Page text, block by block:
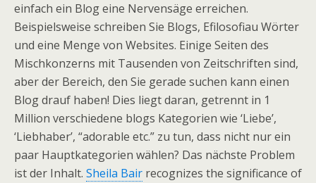
einfach ein Blog eine Nervensäge erreichen.
Beispielsweise schreiben Sie Blogs, Efilosofiau Wörter
und eine Menge von Websites. Einige Seiten des
Mischkonzerns mit Tausenden von Zeitschriften sind,
aber der Bereich, den Sie gerade suchen kann einen
Blog drauf haben! Dies liegt daran, getrennt in 1
Million verschiedene blogs Kategorien wie ‘Liebe’,
‘Liebhaber’, “adorable etc.” zu tun, dass nicht nur ein
paar Hauptkategorien wählen? Das nächste Problem
ist der Inhalt. Sheila Bair recognizes the significance of